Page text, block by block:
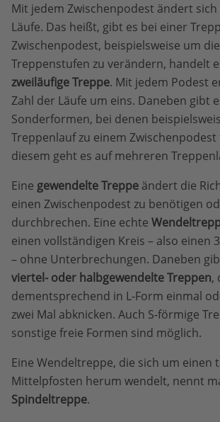
Mit jedem Zwischenpodest ändert sich
Läufe. Das heißt, gibt es bei einer
Zwischenpodest, beispielsweise um
Treppenstufen zu verändern, handelt
zweiläufige Treppe. Mit jedem Podest
Zahl der Läufe um eins. Daneben gibt
Sonderformen, bei denen
Treppenlauf zu einem
diesem geht es auf mehreren
Eine gewendelte Treppe ändert die
einen Zwischenpodest zu benötigen
durchbrechen. Eine echte
einen vollständigen Kreis – also einen
– ohne Unterbrechungen. Daneben
viertel- oder halbgewendelte Treppen,
dementsprechend in L-Form einmal
zwei Mal abknicken. Auch S-förmige
sonstige freie Formen sind möglich.
Eine Wendeltreppe, die sich um einen
Mittelpfosten herum wendelt, nennt
Spindeltreppe.